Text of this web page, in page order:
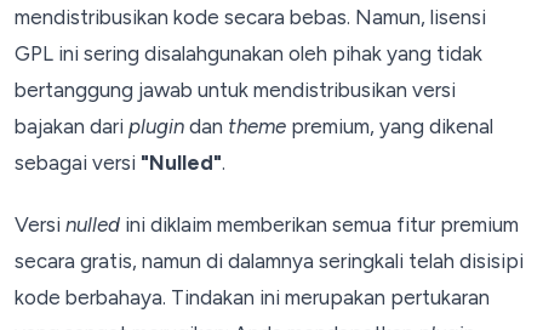
mendistribusikan kode secara bebas. Namun, lisensi
GPL ini sering disalahgunakan oleh pihak yang tidak
bertanggung jawab untuk mendistribusikan versi
bajakan dari plugin dan theme premium, yang dikenal
sebagai versi "Nulled".
Versi nulled ini diklaim memberikan semua fitur premium
secara gratis, namun di dalamnya seringkali telah disisipi
kode berbahaya. Tindakan ini merupakan pertukaran